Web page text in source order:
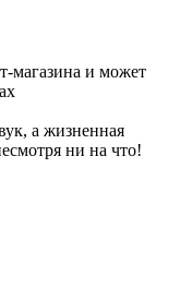
магазина и может
а жизненная
ни на что!